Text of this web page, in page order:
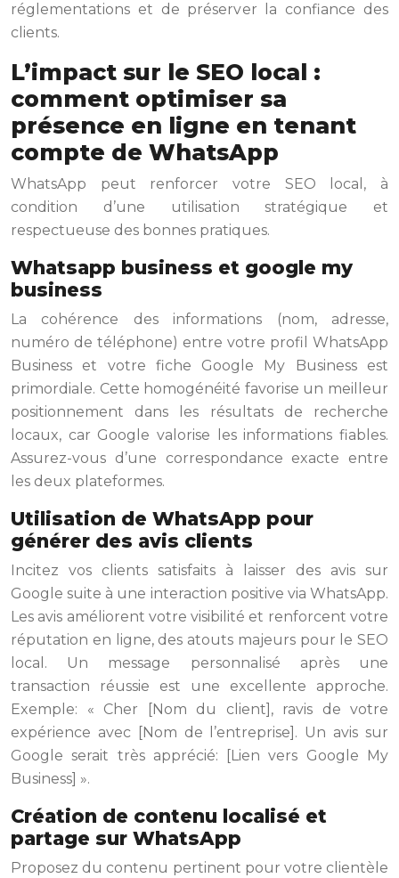
réglementations et de préserver la confiance des
clients.
L’impact sur le SEO local :
comment optimiser sa
présence en ligne en tenant
compte de WhatsApp
WhatsApp peut renforcer votre SEO local, à
condition d’une utilisation stratégique et
respectueuse des bonnes pratiques.
Whatsapp business et google my
business
La cohérence des informations (nom, adresse,
numéro de téléphone) entre votre profil WhatsApp
Business et votre fiche Google My Business est
primordiale. Cette homogénéité favorise un meilleur
positionnement dans les résultats de recherche
locaux, car Google valorise les informations fiables.
Assurez-vous d’une correspondance exacte entre
les deux plateformes.
Utilisation de WhatsApp pour
générer des avis clients
Incitez vos clients satisfaits à laisser des avis sur
Google suite à une interaction positive via WhatsApp.
Les avis améliorent votre visibilité et renforcent votre
réputation en ligne, des atouts majeurs pour le SEO
local. Un message personnalisé après une
transaction réussie est une excellente approche.
Exemple: « Cher [Nom du client], ravis de votre
expérience avec [Nom de l’entreprise]. Un avis sur
Google serait très apprécié: [Lien vers Google My
Business] ».
Création de contenu localisé et
partage sur WhatsApp
Proposez du contenu pertinent pour votre clientèle